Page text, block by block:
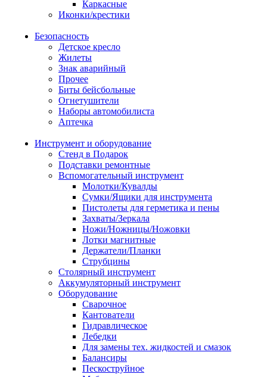
Каркасные
Иконки/крестики
Безопасность
Детское кресло
Жилеты
Знак аварийный
Прочее
Биты бейсбольные
Огнетушители
Наборы автомобилиста
Аптечка
Инструмент и оборудование
Стенд в Подарок
Подставки ремонтные
Вспомогательный инструмент
Молотки/Кувалды
Сумки/Ящики для инструмента
Пистолеты для герметика и пены
Захваты/Зеркала
Ножи/Ножницы/Ножовки
Лотки магнитные
Держатели/Планки
Струбцины
Столярный инструмент
Аккумуляторный инструмент
Оборудование
Сварочное
Кантователи
Гидравлическое
Лебедки
Для замены тех. жидкостей и смазок
Балансиры
Пескоструйное